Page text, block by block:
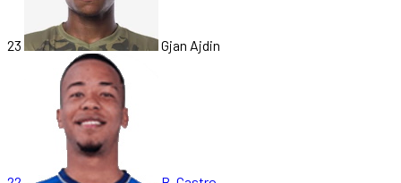
23 Gjan Ajdin